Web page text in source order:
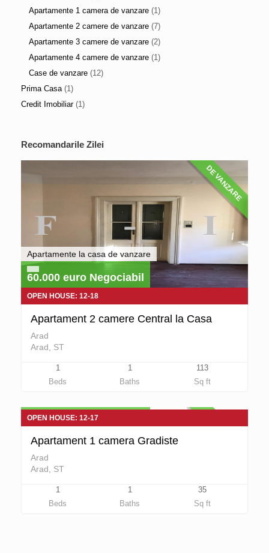
Apartamente 1 camera de vanzare (1)
Apartamente 2 camere de vanzare (7)
Apartamente 3 camere de vanzare (2)
Apartamente 4 camere de vanzare (1)
Case de vanzare (12)
Prima Casa (1)
Credit Imobiliar(1)
Recomandarile Zilei
DE VANZARE
Apartamente la casa de vanzare
60.000 euro Negociabil
OPEN HOUSE: 12-18
Apartament 2 camere Central la Casa
Arad
Arad, ST
1
Beds
1
Baths
113
Sq ft
DE VANZARE
Apartamente 1 camera de vanzare
OPEN HOUSE: 12-17
Apartament 1 camera Gradiste
Arad
Arad, ST
1
Beds
1
Baths
35
Sq ft